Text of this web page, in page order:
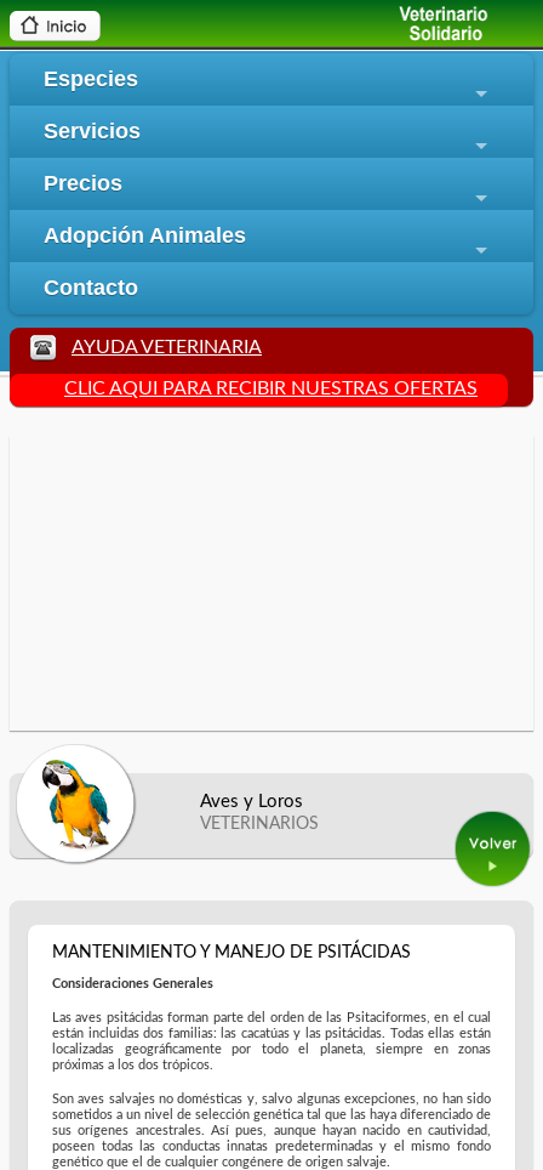
+
Especies
+
Servicios
+
Precios
+
Adopción Animales
Contacto
AYUDA VETERINARIA
CLIC AQUI PARA RECIBIR NUESTRAS OFERTAS
Aves y Loros
VETERINARIOS
MANTENIMIENTO Y MANEJO DE PSITÁCIDAS
Consideraciones Generales
Las aves psitácidas forman parte del orden de las Psitaciformes, en el cual
están incluidas dos familias: las cacatúas y las psitácidas. Todas ellas están
localizadas geográficamente por todo el planeta, siempre en zonas
próximas a los dos trópicos.
Son aves salvajes no domésticas y, salvo algunas excepciones, no han sido
sometidos a un nivel de selección genética tal que las haya diferenciado de
sus orígenes ancestrales. Así pues, aunque hayan nacido en cautividad,
poseen todas las conductas innatas predeterminadas y el mismo fondo
genético que el de cualquier congénere de origen salvaje.